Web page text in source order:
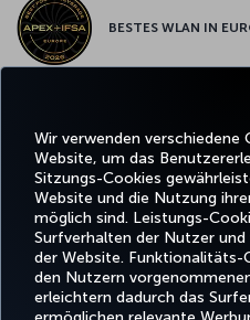
Wir verwenden verschiedene
Website, um das
Sitzungs-Cookies
Website und die Nutzung
möglich sind. Leistungs-
Surfverhalten der Nutzer und
der Website. Funktionalitäts-
den Nutzern
erleichtern dadurch das
BESTES WLAN IN
Facebook
Twitter
BUCHEN
UND
VERWALTEN
ERLEBNIS
UND
Barrierefreiheit Impressum